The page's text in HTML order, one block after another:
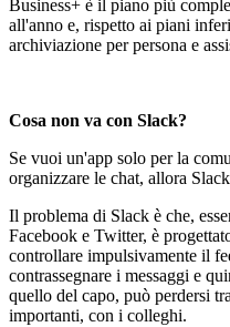
Business+ è il piano più
all'anno e, rispetto ai piani
archiviazione per persona e
Cosa non va con Slack?
Se vuoi un'app solo per la
organizzare le chat, allora
Il problema di Slack è che,
Facebook e Twitter, è
controllare impulsivamente il
contrassegnare i messaggi e
quello del capo, può perdersi
importanti, con i colleghi.